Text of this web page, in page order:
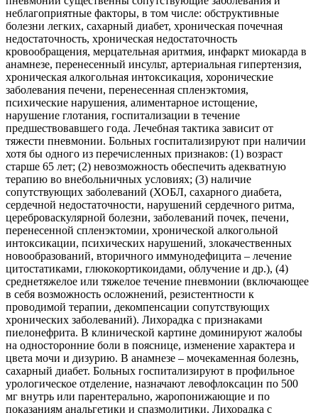
неблагоприятные факторы, в том числе: обструктивные
болезни легких, сахарный диабет, хроническая почечная
недостаточность, хроническая недостаточность
кровообращения, мерцательная аритмия, инфаркт миокарда в
анамнезе, перенесенный инсульт, артериальная гипертензия,
хроническая алкогольная интоксикация, хоронические
заболевания печени, перенесенная спленэктомия,
психические нарушения, алиментарное истощение,
нарушение глотания, госпитализации в течение
предшествовавшего года. Лечебная тактика зависит от
тяжести пневмонии. Больных госпитализируют при наличии
хотя бы одного из перечисленных признаков: (1) возраст
старше 65 лет; (2) невозможность обеспечить адекватную
терапию во внебольничных условиях; (3) наличие
сопутствующих заболеваний (ХОБЛ, сахарного диабета,
сердечной недостаточности, нарушений сердечного ритма,
цереброваскулярной болезни, заболеваний почек, печени,
перенесенной спленэктомии, хронической алкогольной
интоксикации, психических нарушений, злокачественных
новообразований, вторичного иммунодефицита – лечение
цитостатиками, глюкокортикоидами, облучение и др.), (4)
среднетяжелое или тяжелое течение пневмонии (включающее
в себя возможность осложнений, резистентности к
проводимой терапии, декомпенсации сопутствующих
хронических заболеваний). Лихорадка с признаками
пиелонефрита. В клинической картине доминируют жалобы
на односторонние боли в пояснице, изменение характера и
цвета мочи и дизурию. В анамнезе – мочекаменная болезнь,
сахарный диабет. Больных госпитализируют в профильное
урологическое отделение, назначают левофлоксацин по 500
мг внутрь или парентерально, жаропонижающие и по
показаниям анальгетики и спазмолитики. Лихорадка с